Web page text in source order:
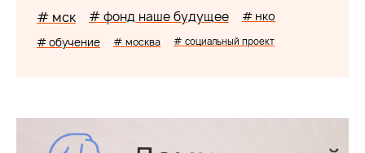
# мск # фонд наше будущее # нко
# обучение # москва # социальный проект